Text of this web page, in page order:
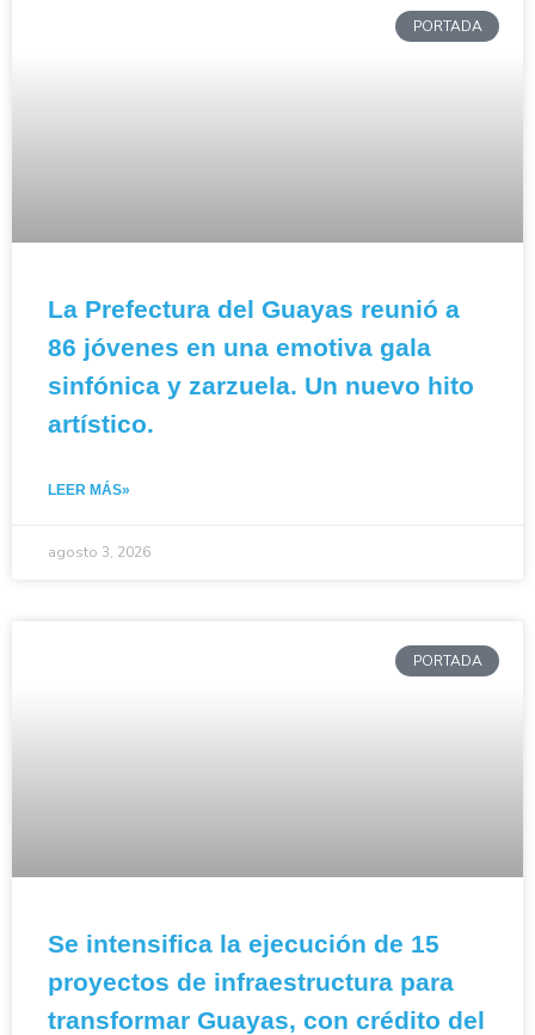
PORTADA
La Prefectura del Guayas reunió a
86 jóvenes en una emotiva gala
sinfónica y zarzuela. Un nuevo hito
artístico.
LEER MÁS»
agosto 3, 2026
PORTADA
Se intensifica la ejecución de 15
proyectos de infraestructura para
transformar Guayas, con crédito del